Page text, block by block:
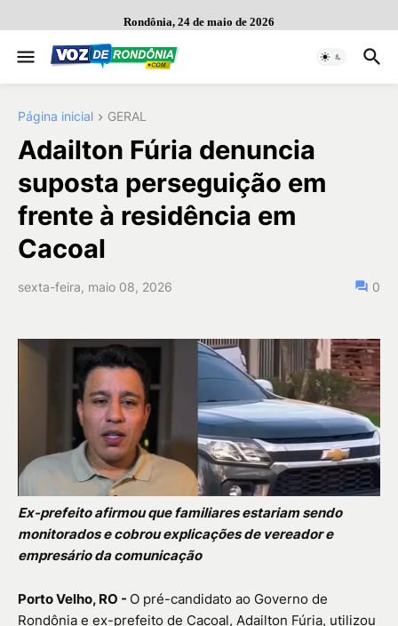
Rondônia, 24 de maio de 2026
Página inicial GERAL
Adailton Fúria denuncia
suposta perseguição em
frente à residência em
Cacoal
sexta-feira, maio 08, 2026 0
Ex-prefeito afirmou que familiares estariam sendo
monitorados e cobrou explicações de vereador e
empresário da comunicação
Porto Velho, RO - O pré-candidato ao Governo de
Rondônia e ex-prefeito de Cacoal, Adailton Fúria, utilizou